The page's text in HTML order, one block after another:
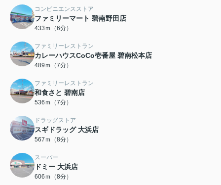
コンビニエンスストア
ファミリーマート 碧南野田店
433ｍ（6分）
ファミリーレストラン
カレーハウスCoCo壱番屋 碧南松本店
489ｍ（7分）
ファミリーレストラン
和食さと 碧南店
536ｍ（7分）
ドラッグストア
スギドラッグ 大浜店
567ｍ（8分）
スーパー
ドミー 大浜店
606ｍ（8分）